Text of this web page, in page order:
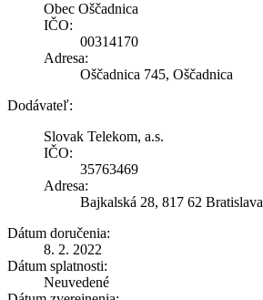
Obec Oščadnica
IČO:
00314170
Adresa:
Oščadnica 745, Oščadnica
Dodávateľ:
Slovak Telekom, a.s.
IČO:
35763469
Adresa:
Bajkalská 28, 817 62 Bratislava
Dátum doručenia:
8. 2. 2022
Dátum splatnosti:
Neuvedené